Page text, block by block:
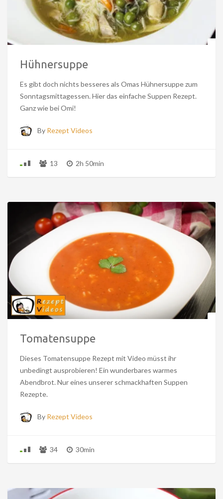
Hühnersuppe
Es gibt doch nichts besseres als Omas Hühnersuppe zum
Sonntagsmittagessen. Hier das einfache Suppen Rezept.
Ganz wie bei Omi!
By Rezept Videos
13 2h 50min
Tomatensuppe
Dieses Tomatensuppe Rezept mit Video müsst ihr
unbedingt ausprobieren! Ein wunderbares warmes
Abendbrot. Nur eines unserer schmackhaften Suppen
Rezepte.
By Rezept Videos
34 30min